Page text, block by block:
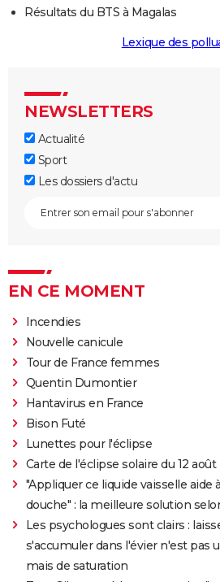
Résultats du BTS à Magalas
Lexique des
NEWSLETTERS
Actualité
Sport
Les dossiers d'actu
EN CE MOMENT
Incendies
Nouvelle canicule
Tour de France femmes
Quentin Dumontier
Hantavirus en France
Bison Futé
Lunettes pour l'éclipse
Carte de l'éclipse solaire du 12 août
"Appliquer ce liquide vaisselle aide
douche" : la meilleure solution
Les psychologues sont clairs :
s'accumuler dans l'évier n'est pas
mais de saturation